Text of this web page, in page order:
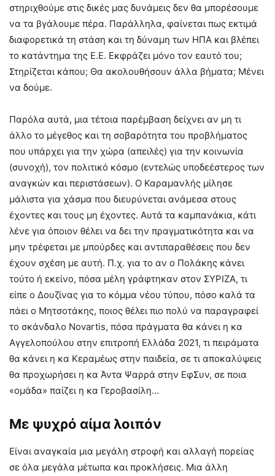
στηριχθούμε στις δικές μας δυνάμεις δεν θα μπορέσουμε
να τα βγάλουμε πέρα. Παράλληλα, φαίνεται πως εκτιμά
διαφορετικά τη στάση και τη δύναμη των ΗΠΑ και βλέπει
το κατάντημα της Ε.Ε. Εκφράζει μόνο τον εαυτό του;
Στηρίζεται κάπου; Θα ακολουθήσουν άλλα βήματα; Μένει
να δούμε.
Παρόλα αυτά, μια τέτοια παρέμβαση δείχνει αν μη τι
άλλο το μέγεθος και τη σοβαρότητα του προβλήματος
που υπάρχει για την χώρα (απειλές) για την κοινωνία
(συνοχή), τον πολιτικό κόσμο (εντελώς υποδεέστερος των
αναγκών και περιστάσεων). Ο Καραμανλής μίλησε
μάλιστα για χάσμα που διευρύνεται ανάμεσα στους
έχοντες και τους μη έχοντες. Αυτά τα καμπανάκια, κάτι
λένε για όποιον θέλει να δει την πραγματικότητα και να
μην τρέφεται με μπούρδες και αντιπαραθέσεις που δεν
έχουν σχέση με αυτή. Π.χ. για το αν ο Πολάκης κάνει
τούτο ή εκείνο, πόσα μέλη γράφτηκαν στον ΣΥΡΙΖΑ, τι
είπε ο Δουζίνας για το κόμμα νέου τύπου, πόσο καλά τα
πάει ο Μητσοτάκης, ποιος θέλει πιο πολύ να παραγραφεί
το σκάνδαλο Novartis, πόσα πράγματα θα κάνει η κα
Αγγελοπούλου στην επιτροπή Ελλάδα 2021, τι πειράματα
θα κάνει η κα Κεραμέως στην παιδεία, σε τι αποκαλύψεις
θα προχωρήσει η κα Άντα Ψαρρά στην ΕφΣυν, σε ποια
«ομάδα» παίζει η κα Γεροβασίλη…
Με ψυχρό αίμα λοιπόν
Είναι αναγκαία μια μεγάλη στροφή και αλλαγή πορείας
σε όλα μεγάλα μέτωπα και προκλήσεις. Μια άλλη